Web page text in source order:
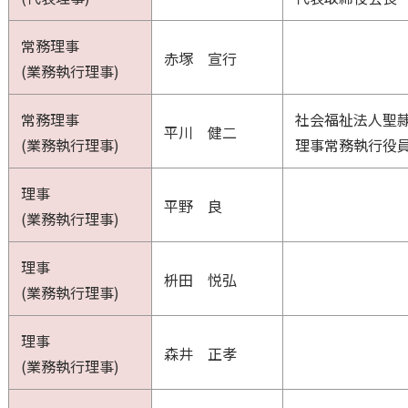
常務理事
(業務執行理事)
赤塚 宣行
常務理事
(業務執行理事)
平川 健二
社会福祉法人聖
理事常務執行役
理事
(業務執行理事)
平野 良
理事
(業務執行理事)
枡田 悦弘
理事
(業務執行理事)
森井 正孝